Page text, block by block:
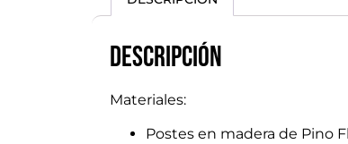
Descripción
Materiales:
Postes en madera de Pino